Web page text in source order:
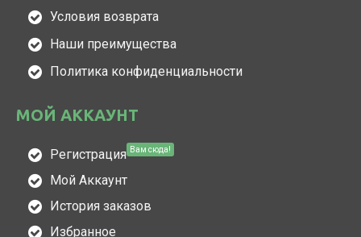
Условия возврата
Наши преимущества
Политика конфиденциальности
МОЙ АККАУНТ
Регистрация Вам сюда!
Мой Аккаунт
История заказов
Избранное